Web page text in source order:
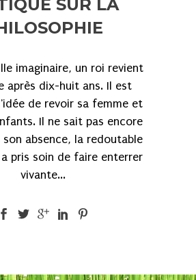
SUR LA
imaginaire, un roi revient
après dix-huit ans. Il est
de revoir sa femme et
Il ne sait pas encore
absence, la redoutable
pris soin de faire enterrer
vivante...